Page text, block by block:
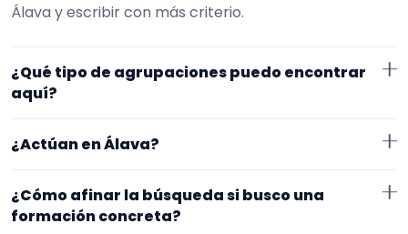
Álava y escribir con más criterio.
¿Qué tipo de agrupaciones puedo encontrar
aquí?
Aquí verás agrupaciones que trabajan para
cumpleaños. Conviene comparar repertorio, tamaño
¿Actúan en Álava?
trabajan en Álava. Algunos son de la zona y otros se
¿Cómo afinar la búsqueda si busco una
formación concreta?